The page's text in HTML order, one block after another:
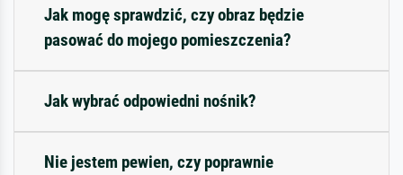
Jak mogę sprawdzić, czy obraz będzie
pasować do mojego pomieszczenia?
Jak wybrać odpowiedni nośnik?
Nie jestem pewien, czy poprawnie